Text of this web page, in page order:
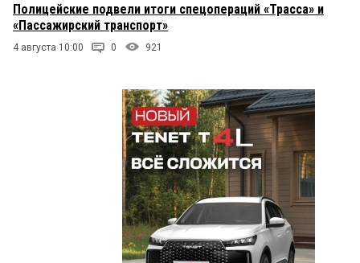
Полицейские подвели итоги спецопераций «Трасса» и
«Пассажирский транспорт»
4 августа 10:00 0 921